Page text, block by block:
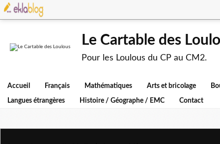
Le Cartable des
Pour les Loulous du CP au CM2.
Accueil Français Mathématiques Arts et bricolage
Langues étrangères Histoire / Géographe / EMC Contact